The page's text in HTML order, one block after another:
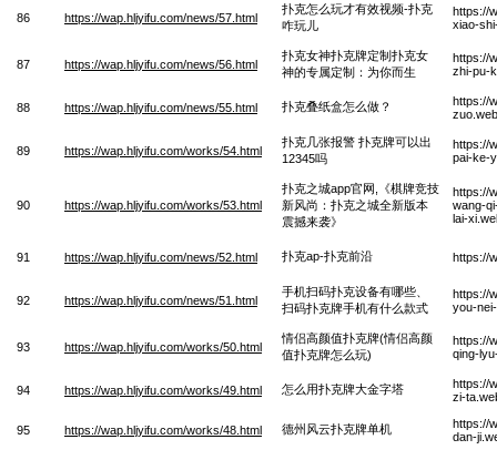
86 https://wap.hljyifu.com/news/57.html
扑克怎么玩才有效视频-扑克
咋玩儿
https://
xiao-
87 https://wap.hljyifu.com/news/56.html
扑克女神扑克牌定制扑克女
神的专属定制：为你而生
https://
zhi-pu-
88 https://wap.hljyifu.com/news/55.html 扑克叠纸盒怎么做？
https://
89 https://wap.hljyifu.com/works/54.html
扑克几张报警 扑克牌可以出
12345吗
https://
pai-ke-
90 https://wap.hljyifu.com/works/53.html
扑克之城app官网,《棋牌竞技
新风尚：扑克之城全新版本
震撼来袭》
https://
wang-
lai-
91 https://wap.hljyifu.com/news/52.html 扑克ap-扑克前沿 https://
92 https://wap.hljyifu.com/news/51.html
手机扫码扑克设备有哪些、
扫码扑克牌手机有什么款式
https://
you-
93 https://wap.hljyifu.com/works/50.html
情侣高颜值扑克牌(情侣高颜
值扑克牌怎么玩)
https://
qing-
94 https://wap.hljyifu.com/works/49.html 怎么用扑克牌大金字塔
https://
zi-
95 https://wap.hljyifu.com/works/48.html 德州风云扑克牌单机
https://
dan-